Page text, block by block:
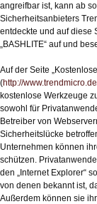
angreifbar ist, kann ab
Sicherheitsanbieters
entdeckte und auf diese
„BASHLITE“ auf und
Auf der Seite
(http://
kostenlose Werkzeuge
sowohl für
Betreiber von
Sicherheitslücke
Unternehmen können
schützen.
den „Internet Explorer“
von denen bekannt ist,
Außerdem können sie